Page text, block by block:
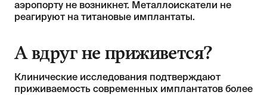
аэропорту не возникнет. Металлоискатели не
реагируют на титановые имплантаты.
А вдруг не приживется?
Клинические исследования подтверждают
приживаемость современных имплантатов более